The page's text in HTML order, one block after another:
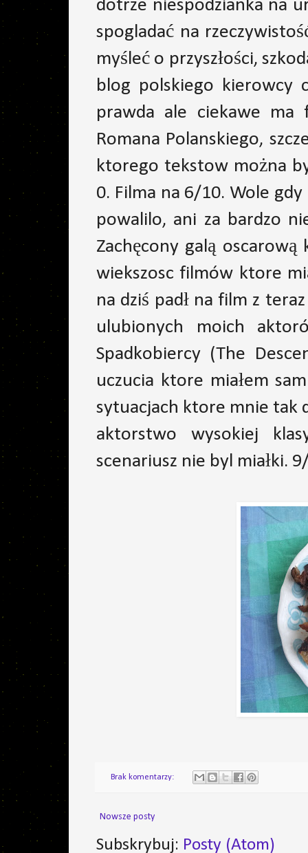
dotrze niespodzianka na
spogladać na
myśleć o przyszłości,
blog polskiego kierowcy
prawda ale ciekawe ma
Romana Polanskiego,
ktorego tekstow można
0. Filma na 6/10. Wole
powalilo, ani za bardzo
Zachęcony galą
wiekszosc filmów ktore
na dziś padł na film z
ulubionych moich
Spadkobiercy (The
uczucia ktore miałem
sytuacjach ktore mnie tak
aktorstwo wysokiej
scenariusz nie byl miałki.
Brak komentarzy:
Nowsze posty
Subskrybuj: Posty (Atom)